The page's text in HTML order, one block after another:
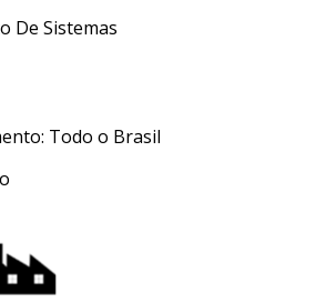
Todo o Brasil